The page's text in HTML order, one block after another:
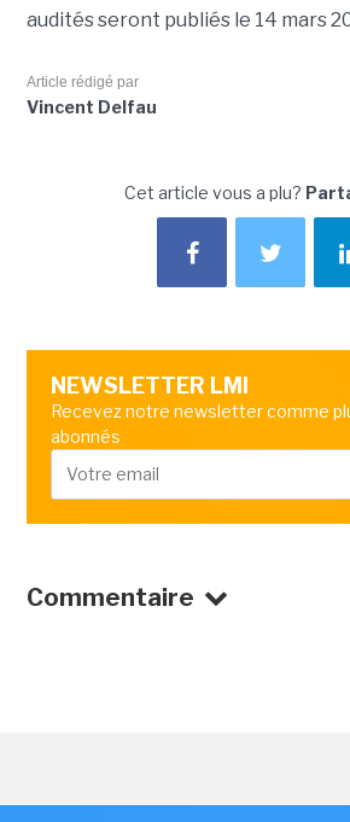
audités seront publiés le 14 mars
Article rédigé par
Vincent Delfau
Cet article vous a plu?
NEWSLETTER LMI
Recevez notre newsletter comme
abonnés
Commentaire